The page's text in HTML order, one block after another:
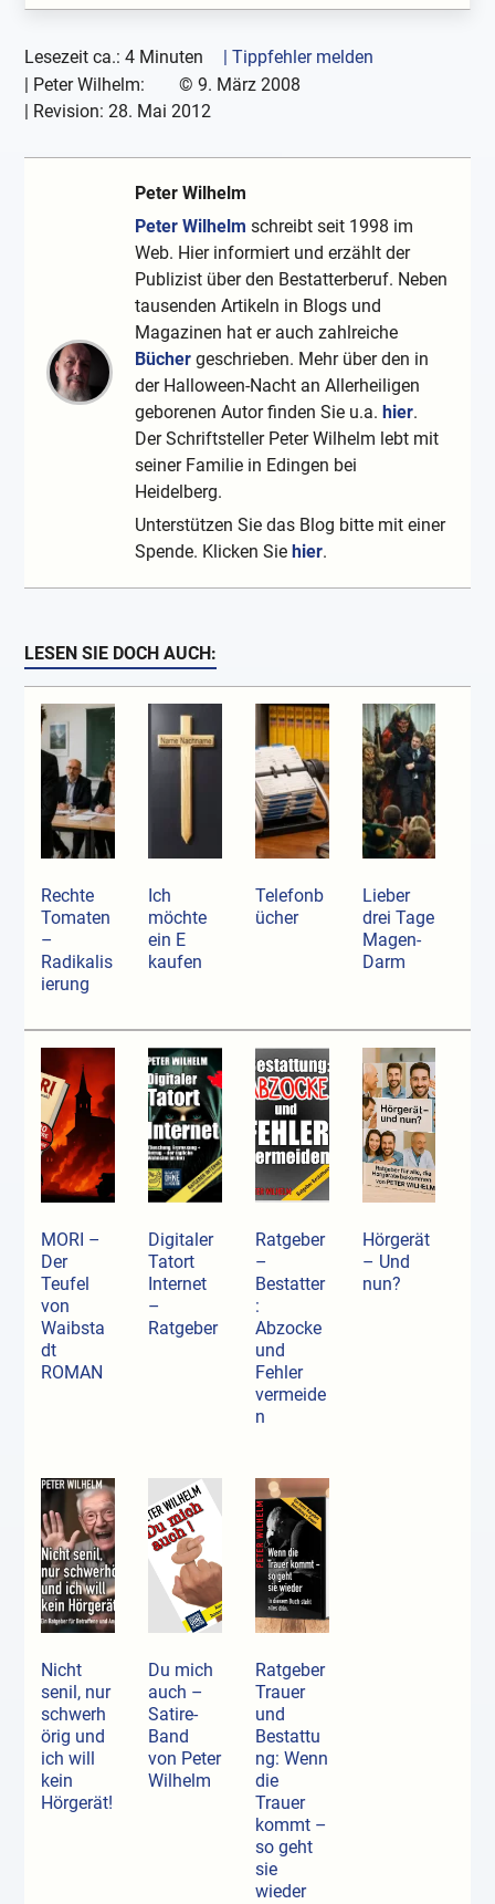
Lesezeit ca.: 4 Minuten
| Tippfehler melden
Peter Wilhelm: © 9. März 2008
| Revision:28. Mai 2012
Peter Wilhelm
Peter Wilhelm schreibt seit 1998 im
Web. Hier informiert und erzählt der
Publizist über den Bestatterberuf. Neben
tausenden Artikeln in Blogs und
Magazinen hat er auch zahlreiche
Bücher geschrieben. Mehr über den in
der Halloween-Nacht an Allerheiligen
geborenen Autor finden Sie u.a. hier.
Der Schriftsteller Peter Wilhelm lebt mit
seiner Familie in Edingen bei
Heidelberg.
Unterstützen Sie das Blog bitte mit einer
Spende. Klicken Sie hier.
LESEN SIE DOCH AUCH:
Rechte
Tomaten
–
Radikalis
ierung
Ich
möchte
ein E
kaufen
Telefonb
ücher
Lieber
drei Tage
Magen-
Darm
MORI –
Der
Teufel
von
Waibsta
dt
ROMAN
Digitaler
Tatort
Internet
–
Ratgeber
Ratgeber
–
Bestatter
:
Abzocke
und
Fehler
vermeide
n
Hörgerät
– Und
nun?
Nicht
senil, nur
schwerh
örig und
ich will
kein
Hörgerät!
Du mich
auch –
Satire-
Band
von Peter
Wilhelm
Ratgeber
Trauer
und
Bestattu
ng: Wenn
die
Trauer
kommt –
so geht
sie
wieder